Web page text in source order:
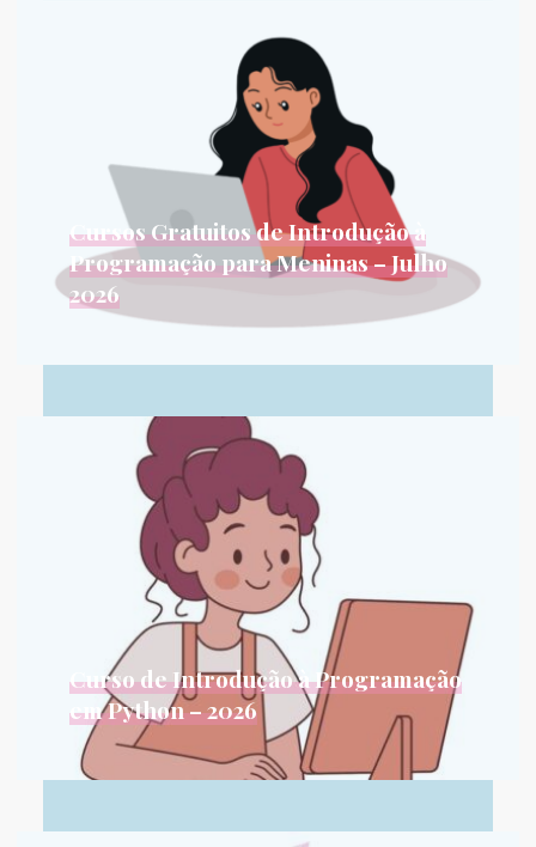
Cursos Gratuitos de Introdução à
Programação para Meninas – Julho
2026
Leia Mais...
Curso de Introdução à Programação
em Python – 2026
Motivação do curso Nos cursos de Bacharelado
Leia Mais...